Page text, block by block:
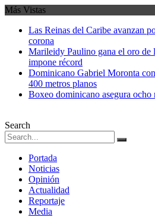
Más Vistas
Las Reinas del Caribe avanzan
corona
Marileidy Paulino gana el oro de
impone récord
Dominicano Gabriel Moronta
400 metros planos
Boxeo dominicano asegura ocho
Search
Portada
Noticias
Opinión
Actualidad
Reportaje
Media